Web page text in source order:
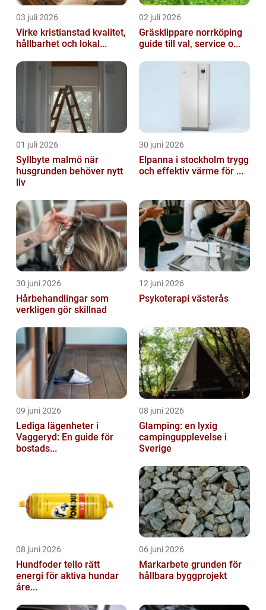
03 juli 2026
Virke kristianstad kvalitet,
hållbarhet och lokal...
02 juli 2026
Gräsklippare norrköping
guide till val, service o...
01 juli 2026
Syllbyte malmö när
husgrunden behöver nytt
liv
30 juni 2026
Elpanna i stockholm trygg
och effektiv värme för ...
30 juni 2026
Hårbehandlingar som
verkligen gör skillnad
12 juni 2026
Psykoterapi västerås
09 juni 2026
Lediga lägenheter i
Vaggeryd: En guide för
bostads...
08 juni 2026
Glamping: en lyxig
campingupplevelse i
Sverige
08 juni 2026
Hundfoder tello rätt
energi för aktiva hundar
åre...
06 juni 2026
Markarbete grunden för
hållbara byggprojekt